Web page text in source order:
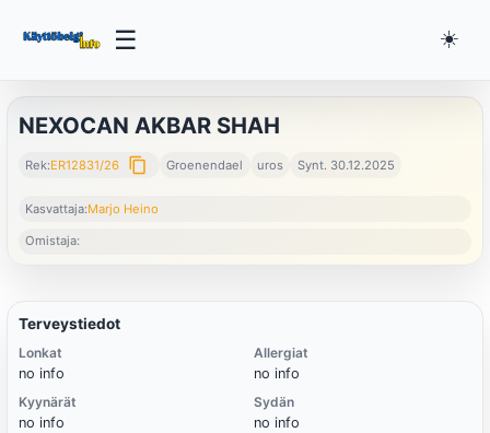
☰ ☀️
NEXOCAN AKBAR SHAH
Rek:ER12831/26 content_copy Groenendael uros Synt. 30.12.2025
Kasvattaja:Marjo Heino
Omistaja:
Terveystiedot
Lonkat
no info
Kyynärät
no info
Allergiat
no info
Sydän
no info